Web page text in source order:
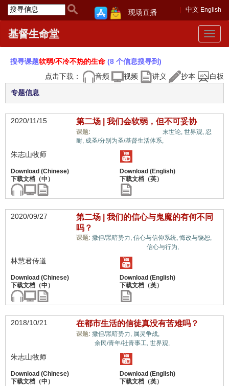
中文 English
现场直播
Toggle
基督生命堂
搜寻课题软弱/不冷不热的生命 (8 个信息搜寻到)
点击下载：
音频 视频 讲义 抄本 白板
专题信息
2020/11/15 第二场 | 我们会软弱，但不可妥协
课题: 末世论, 世界观, 忍
耐, 成圣/分别为圣/基督生活体系,
朱志山牧师
2020/09/27
第二场 | 我们的信心与鬼魔的有何不同
吗？
课题: 撒但/黑暗势力, 信心与信仰系统, 悔改与饶恕,
信心与行为,
林慧君传道
2018/10/21 在都市生活的信徒真没有苦难吗？
课题: 撒但/黑暗势力, 属灵争战,
余民/青年/社青事工, 世界观,
朱志山牧师